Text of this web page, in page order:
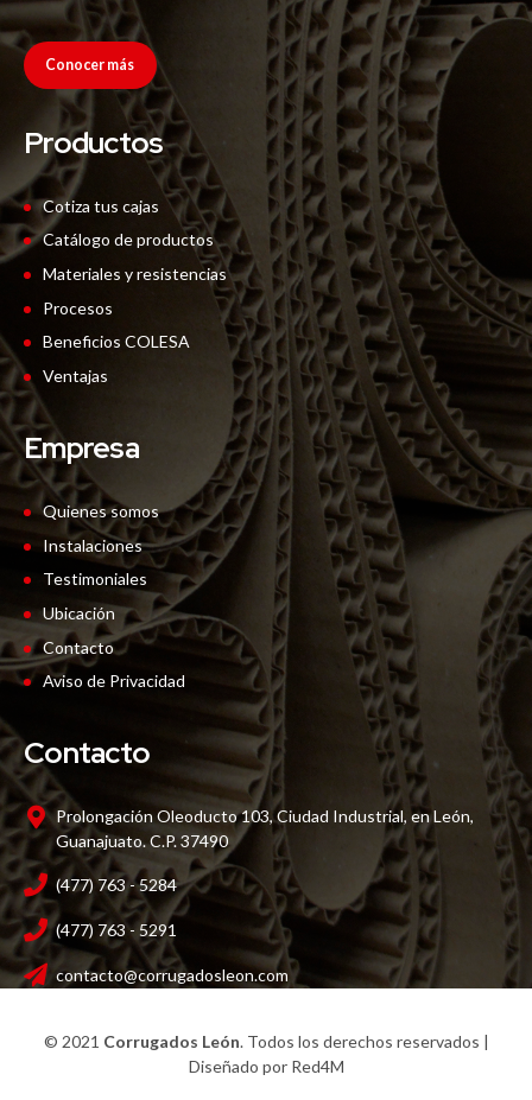
Conocer más
Productos
Cotiza tus cajas
Catálogo de productos
Materiales y resistencias
Procesos
Beneficios COLESA
Ventajas
Empresa
Quienes somos
Instalaciones
Testimoniales
Ubicación
Contacto
Aviso de Privacidad
Contacto
Prolongación Oleoducto 103, Ciudad Industrial, en León,
Guanajuato. C.P. 37490
(477) 763 - 5284
(477) 763 - 5291
contacto@corrugadosleon.com
© 2021 Corrugados León. Todos los derechos reservados |
Diseñado por Red4M